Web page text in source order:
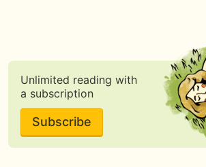
Unlimited reading with
a subscription
Subscribe